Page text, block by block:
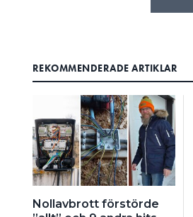
REKOMMENDERADE ARTIKLAR
Nollavbrott förstörde